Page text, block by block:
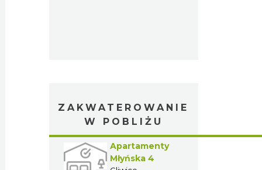
ZAKWATEROWANIE
W POBLIŻU
Apartamenty
Młyńska 4